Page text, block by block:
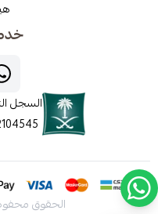
السجل
الحقوق محفوظة |